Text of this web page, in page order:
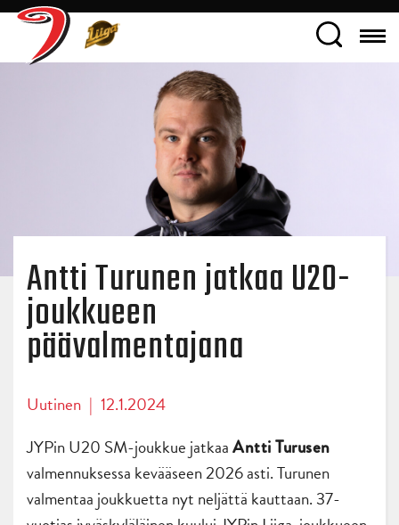
Antti Turunen jatkaa U20-
joukkueen
päävalmentajana
Uutinen | 12.1.2024
JYPin U20 SM-joukkue jatkaaAntti Turusen
valmennuksessa kevääseen 2026 asti. Turunen
valmentaa joukkuetta nyt neljättä kauttaan. 37-